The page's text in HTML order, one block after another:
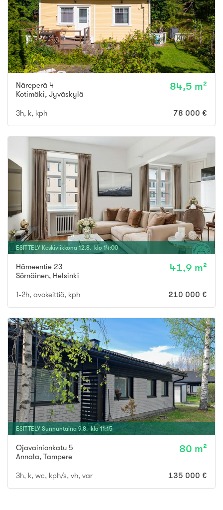
Näreperä 4
Kotimäki, Jyväskylä
84,5 m²
3h, k, kph 78 000 €
ESITTELY Keskiviikkona 12.8. klo 14:00
Hämeentie 23
Sörnäinen, Helsinki
41,9 m²
1-2h, avokeittiö, kph 210 000 €
ESITTELY Sunnuntaina 9.8. klo11 :15
Ojavainionkatu 5
Annala, Tampere
80 m²
3h, k, wc, kph/s, vh, var 135 000 €